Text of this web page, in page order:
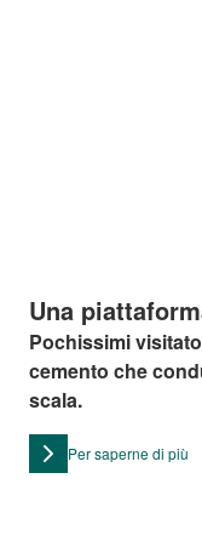
Una
palazzo di
Pochissimi
cemento che
scala.
Per saperne di più